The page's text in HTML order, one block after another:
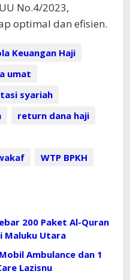
No.4/2023,
optimal dan efisien.
Keuangan Haji
umat
syariah
return dana haji
WTP BPKH
200 Paket Al-Quran
Maluku Utara
Ambulance dan 1
Lazisnu